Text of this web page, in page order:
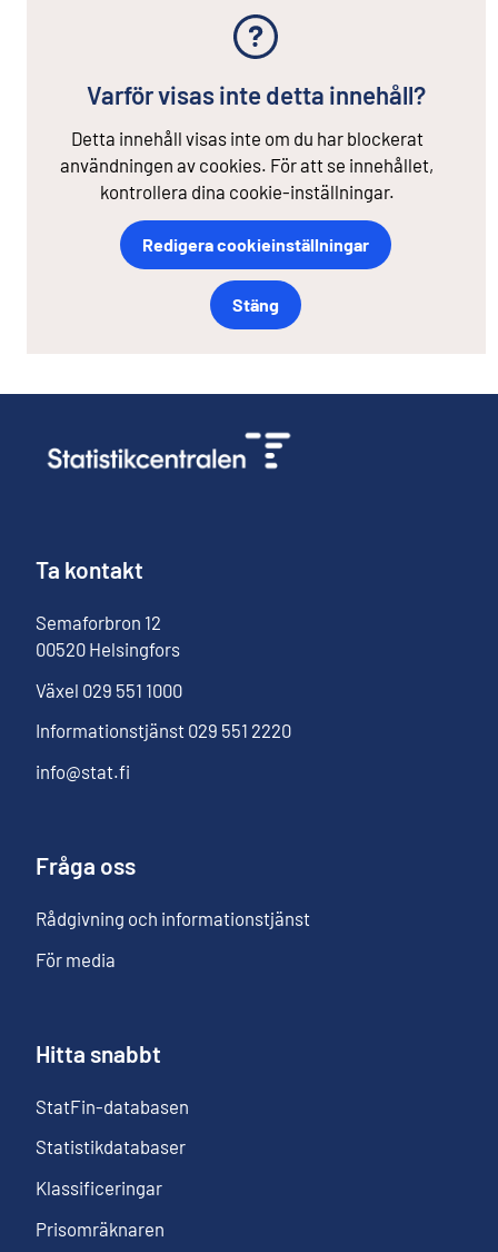
Varför visas inte detta innehåll?
Detta innehåll visas inte om du har blockerat
användningen av cookies. För att se innehållet,
kontrollera dina cookie-inställningar.
Redigera cookieinställningar
Stäng
Ta kontakt
Semaforbron 12
00520 Helsingfors
Växel 029 551 1000
Informationstjänst 029 551 2220
info@stat.fi
Fråga oss
Rådgivning och informationstjänst
För media
Hitta snabbt
StatFin-databasen
Statistikdatabaser
Klassificeringar
Prisomräknaren